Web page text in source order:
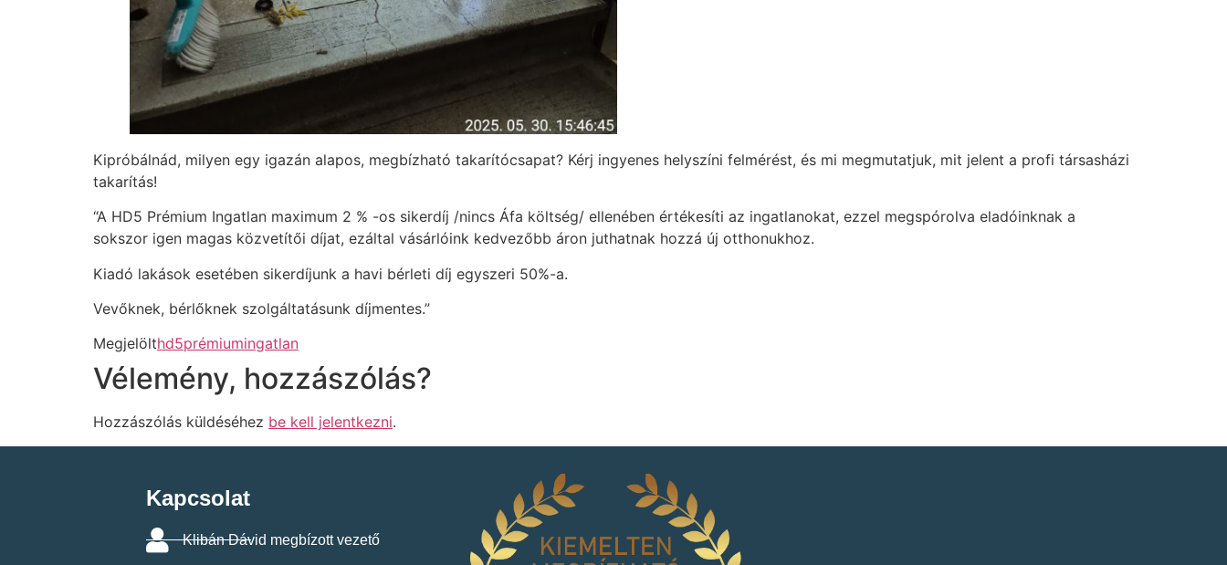
Kipróbálnád, milyen egy igazán alapos, megbízható takarítócsapat? Kérj ingyenes helyszíni felmérést, és mi megmutatjuk, mit jelent a profi társasházi
takarítás!
“A HD5 Prémium Ingatlan maximum 2 % -os sikerdíj /nincs Áfa költség/ ellenében értékesíti az ingatlanokat, ezzel megspórolva eladóinknak a
sokszor igen magas közvetítői díjat, ezáltal vásárlóink kedvezőbb áron juthatnak hozzá új otthonukhoz.
Kiadó lakások esetében sikerdíjunk a havi bérleti díj egyszeri 50%-a.
Vevőknek, bérlőknek szolgáltatásunk díjmentes.”
Megjelölthd5prémiumingatlan
Vélemény, hozzászólás?
Hozzászólás küldéséhez be kell jelentkezni.
Kapcsolat
Klibán Dávid megbízott vezető